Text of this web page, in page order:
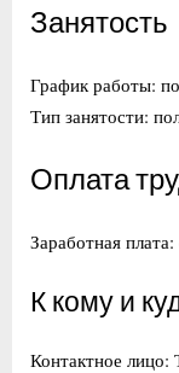
Занятость
График работы:
Тип занятости:
Оплата
Заработная
К кому и
Контактное